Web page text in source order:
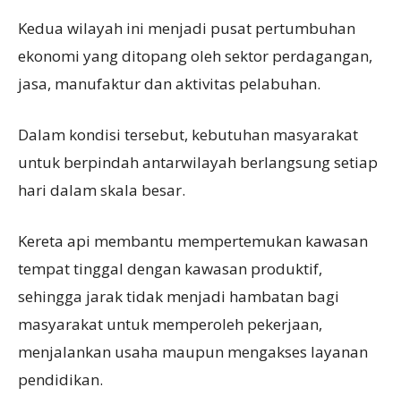
Kedua wilayah ini menjadi pusat pertumbuhan
ekonomi yang ditopang oleh sektor perdagangan,
jasa, manufaktur dan aktivitas pelabuhan.
Dalam kondisi tersebut, kebutuhan masyarakat
untuk berpindah antarwilayah berlangsung setiap
hari dalam skala besar.
Kereta api membantu mempertemukan kawasan
tempat tinggal dengan kawasan produktif,
sehingga jarak tidak menjadi hambatan bagi
masyarakat untuk memperoleh pekerjaan,
menjalankan usaha maupun mengakses layanan
pendidikan.